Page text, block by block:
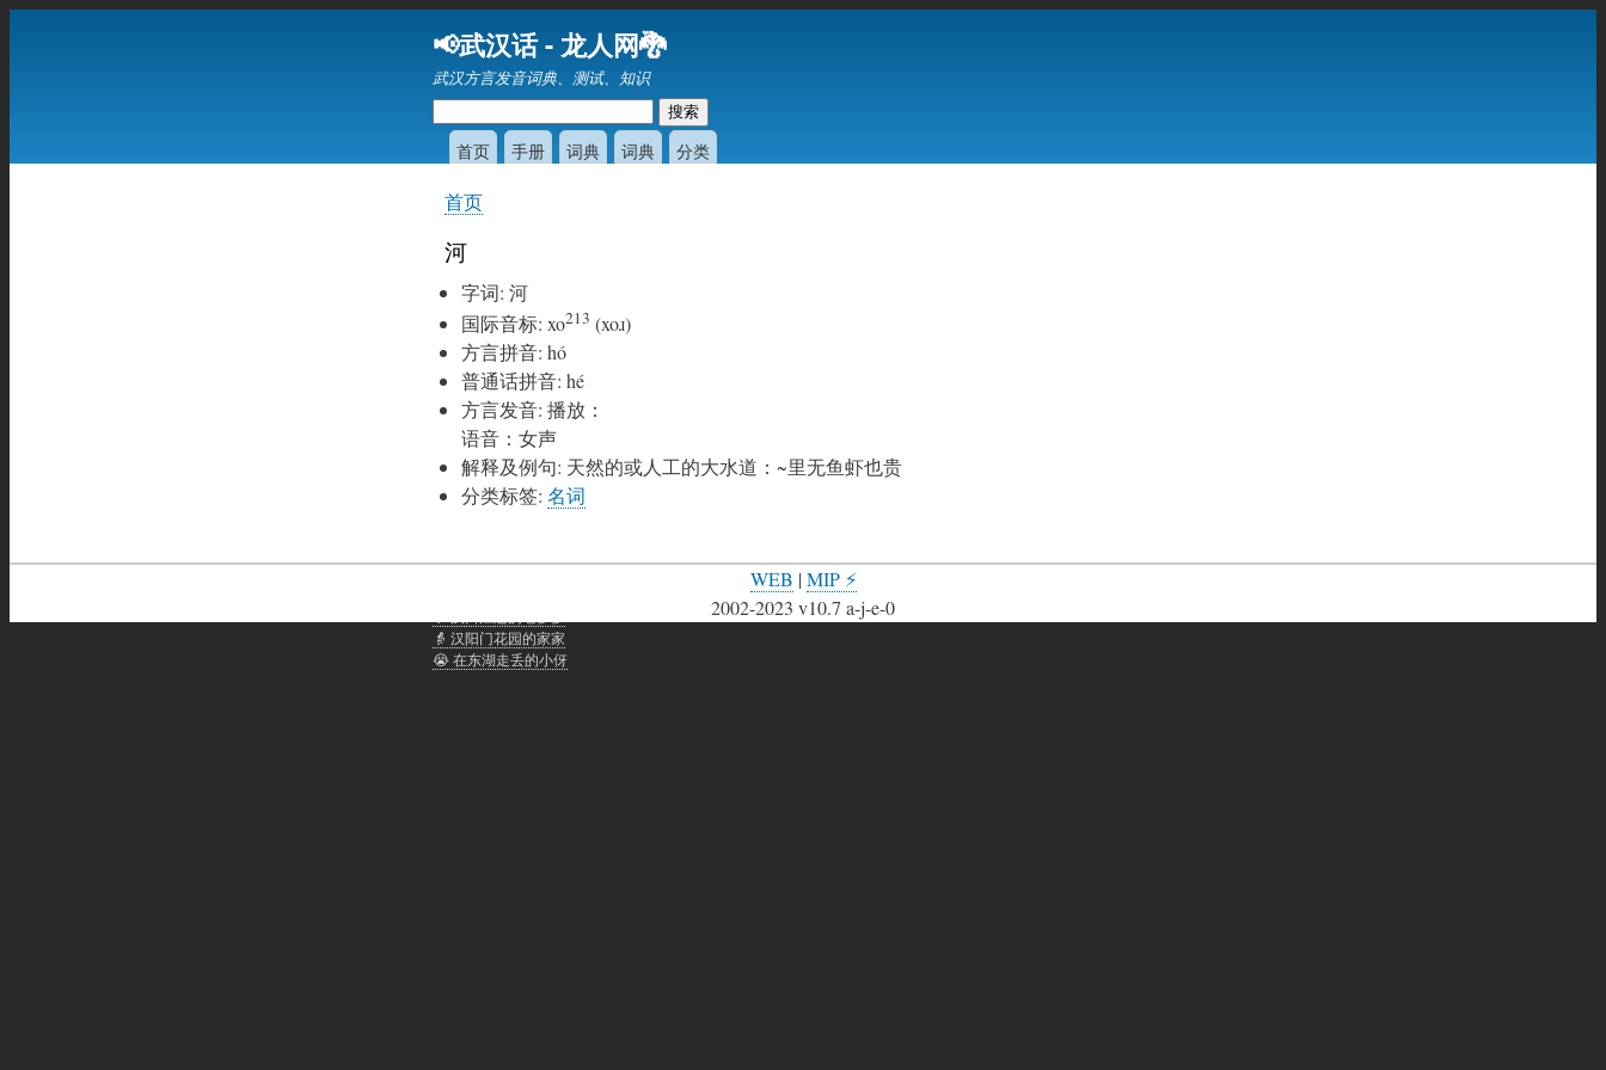
📢武汉话 - 龙人网🐉
武汉方言发音词典、测试、知识
首页 手册 词典 词典 分类
你
在
首页
河
字词: 河
国际音标: xo213 (xoɹ)
方言拼音: hó
普通话拼音: hé
方言发音: 播放：
语音：女声
解释及例句: 天然的或人工的大水道：~里无鱼虾也贵
分类标签: 名词
👵 汉阳门花园的家家
😭 在东湖走丢的小伢
WEB |MIP ⚡
2002-2023 v10.7 a-j-e-0